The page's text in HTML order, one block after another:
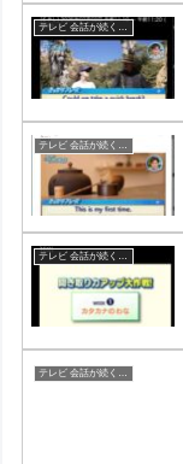
テレビ 会話が続く！リアル旅英語
テレビ 会話が続く！リアル旅英語